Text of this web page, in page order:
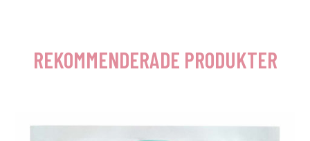
REKOMMENDERADE PRODUKTER